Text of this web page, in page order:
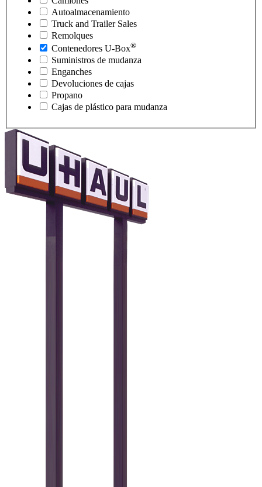
Autoalmacenamiento
Truck and Trailer Sales
Remolques
Contenedores U-Box®
Suministros de mudanza
Enganches
Devoluciones de cajas
Propano
Cajas de plástico para mudanza